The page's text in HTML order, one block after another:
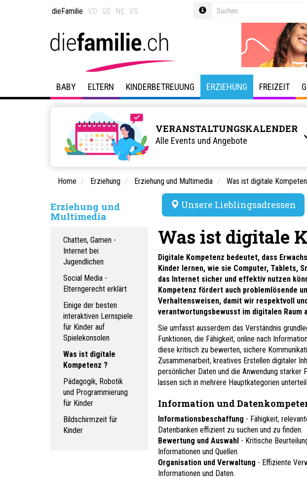
dieFamilie VD GE NE VS
BABY ELTERN KINDERBETREUUNG ERZIEHUNG FREIZEIT
VERANSTALTUNGSKALENDER
Alle Events und Angebote
Home Erziehung Erziehung und Multimedia Was ist digitale
Erziehung und
Multimedia
Chatten, Gamen -
Internet bei
Jugendlichen
Social Media -
Elterngerecht erklärt
Einige der besten
interaktiven Lernspiele
für Kinder auf
Spielekonsolen
Was ist digitale
Kompetenz ?
Pädagogik, Robotik
und Programmierung
für Kinder
Bildschirmzeit für
Kinder
Unsere Lieblingsadressen
Was ist digitale
Digitale Kompetenz bedeutet, dass
Kinder lernen, wie sie Computer, Tablets,
das Internet sicher und effektiv nutzen
Kompetenz fördert auch problemlösende
Verhaltensweisen, damit wir respektvoll
verantwortungsbewusst im digitalen Raum
Sie umfasst ausserdem das Verständnis
Funktionen, die Fähigkeit, online nach
diese kritisch zu bewerten, sichere
Zusammenarbeit, kreatives Erstellen digitaler
persönlicher Daten und die Anwendung
lassen sich in mehrere Hauptkategorien
Information und
Informationsbeschaffung - Fähigkeit,
Datenbanken effizient zu suchen und zu finden.
Bewertung und Auswahl - Kritische
Informationen und Quellen.
Organisation und Verwaltung - Effiziente
Informationen und Daten.